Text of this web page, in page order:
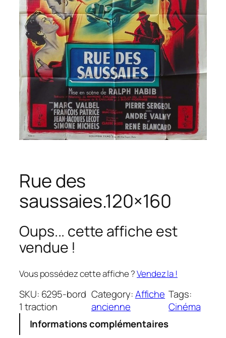
Rue des
saussaies.120×160
Oups... cette affiche est
vendue !
Vous possédez cette affiche ?Vendez la !
SKU: 6295-bord
1 traction
Category:Affiche
ancienne
Tags:
Cinéma
Informations complémentaires